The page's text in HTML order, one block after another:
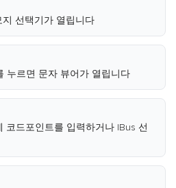
선택기가 열립니다
누르면 문자 뷰어가 열립니다
코드포인트를 입력하거나 IBus 선